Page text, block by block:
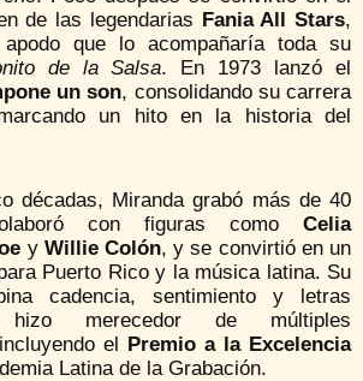
de las legendarias Fania All Stars,
que lo acompañaría toda su
de la Salsa. En 1973 lanzó el
un son, consolidando su carrera
un hito en la historia del
décadas, Miranda grabó más de 40
con figuras como Celia
y Willie Colón, y se convirtió en un
Puerto Rico y la música latina. Su
cadencia, sentimiento y letras
merecedor de múltiples
el Premio a la Excelencia
Latina de la Grabación.